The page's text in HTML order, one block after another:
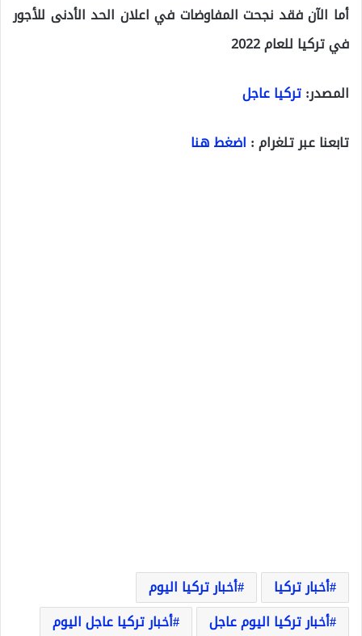
أما الآن فقد نجحت المفاوضات في اعلان الحد الأدنى للأجور
في تركيا للعام 2022
المصدر:تركيا عاجل
تابعنا عبر تلغرام : اضغط هنا
أخبار تركيا
أخبار تركيا اليوم
أخبار تركيا اليوم عاجل
أخبار تركيا عاجل اليوم